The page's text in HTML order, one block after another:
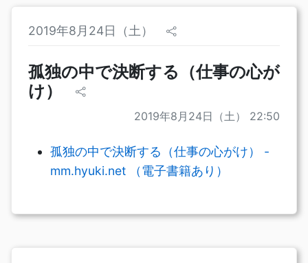
2019年8月24日（土）
孤独の中で決断する（仕事の心が
け）
2019年8月24日（土） 22:50
孤独の中で決断する（仕事の心がけ） -
mm.hyuki.net （電子書籍あり）